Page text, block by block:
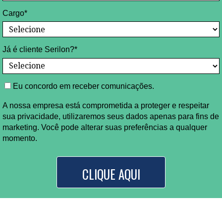
Cargo*
Já é cliente Serilon?*
Eu concordo em receber comunicações.
A nossa empresa está comprometida a proteger e respeitar
sua privacidade, utilizaremos seus dados apenas para fins de
marketing. Você pode alterar suas preferências a qualquer
momento.
CLIQUE AQUI